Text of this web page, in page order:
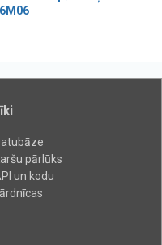
pārlūks
un kodu